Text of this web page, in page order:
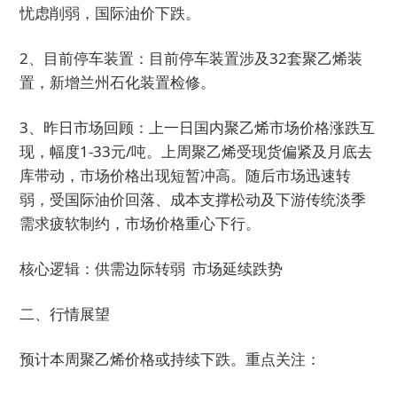
忧虑削弱，国际油价下跌。
2、目前停车装置：目前停车装置涉及32套聚乙烯装
置，新增兰州石化装置检修。
3、昨日市场回顾：上一日国内聚乙烯市场价格涨跌互
现，幅度1-33元/吨。上周聚乙烯受现货偏紧及月底去
库带动，市场价格出现短暂冲高。随后市场迅速转
弱，受国际油价回落、成本支撑松动及下游传统淡季
需求疲软制约，市场价格重心下行。
核心逻辑：供需边际转弱 市场延续跌势
二、行情展望
预计本周聚乙烯价格或持续下跌。重点关注：